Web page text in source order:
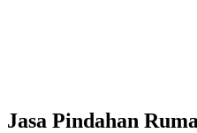
Jasa Pindahan